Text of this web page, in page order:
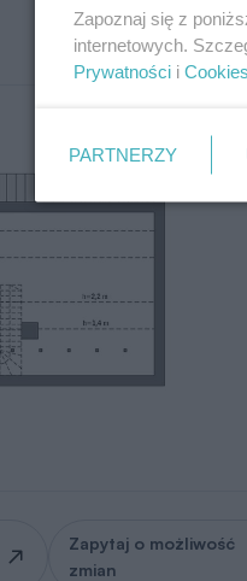
Zapytaj o możliwość
zmian
Zapoznaj się z
internetowych.
Prywatności i Cookies
PARTNERZY